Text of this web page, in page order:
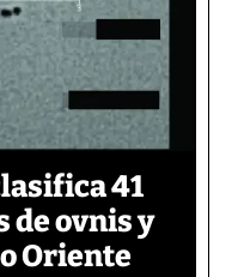
41
de ovnis y
Oriente